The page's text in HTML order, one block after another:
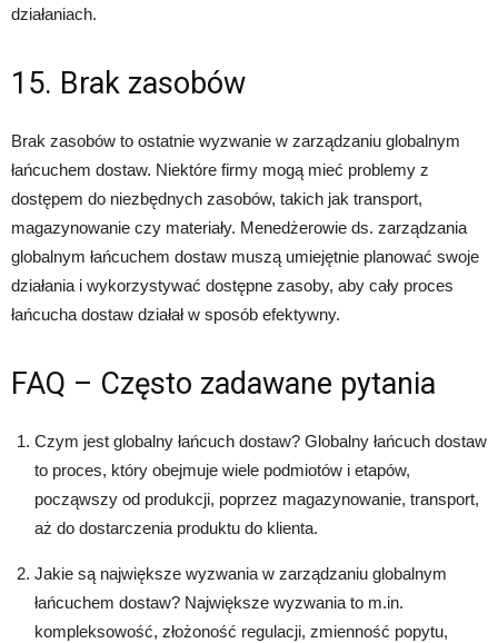
działaniach.
15. Brak zasobów
Brak zasobów to ostatnie wyzwanie w zarządzaniu globalnym
łańcuchem dostaw. Niektóre firmy mogą mieć problemy z
dostępem do niezbędnych zasobów, takich jak transport,
magazynowanie czy materiały. Menedżerowie ds. zarządzania
globalnym łańcuchem dostaw muszą umiejętnie planować swoje
działania i wykorzystywać dostępne zasoby, aby cały proces
łańcucha dostaw działał w sposób efektywny.
FAQ – Często zadawane pytania
Czym jest globalny łańcuch dostaw? Globalny łańcuch dostaw
to proces, który obejmuje wiele podmiotów i etapów,
począwszy od produkcji, poprzez magazynowanie, transport,
aż do dostarczenia produktu do klienta.
Jakie są największe wyzwania w zarządzaniu globalnym
łańcuchem dostaw? Największe wyzwania to m.in.
kompleksowość, złożoność regulacji, zmienność popytu,